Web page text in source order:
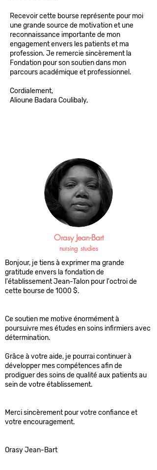
Recevoir cette bourse représente pour moi
une grande source de motivation et une
reconnaissance importante de mon
engagement envers les patients et ma
profession. Je remercie sincèrement la
Fondation pour son soutien dans mon
parcours académique et professionnel.
Cordialement,
Alioune Badara Coulibaly,
Orasy Jean-Bart
nursing studies
Bonjour, je tiens à exprimer ma grande
gratitude envers la fondation de
l'établissement Jean-Talon pour l'octroi de
cette bourse de 1000 $.
Ce soutien me motive énormément à
poursuivre mes études en soins infirmiers avec
détermination.
Grâce à votre aide, je pourrai continuer à
développer mes compétences afin de
prodiguer des soins de qualité aux patients au
sein de votre établissement.
Merci sincèrement pour votre confiance et
votre encouragement.
Orasy Jean-Bart